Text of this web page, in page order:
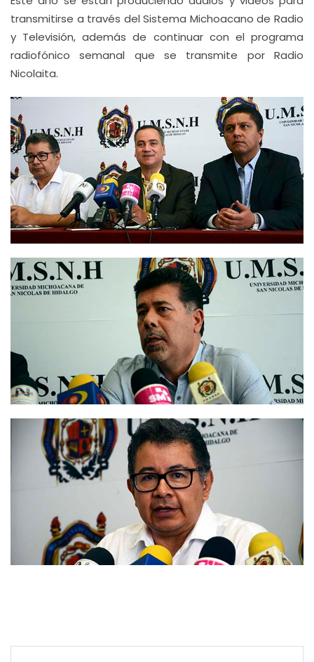
transmitirse a través del Sistema Michoacano de Radio
y Televisión, además de continuar con el programa
radiofónico semanal que se transmite por Radio
Nicolaita.